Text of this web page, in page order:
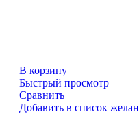
В корзину
Быстрый просмотр
Сравнить
Добавить в список